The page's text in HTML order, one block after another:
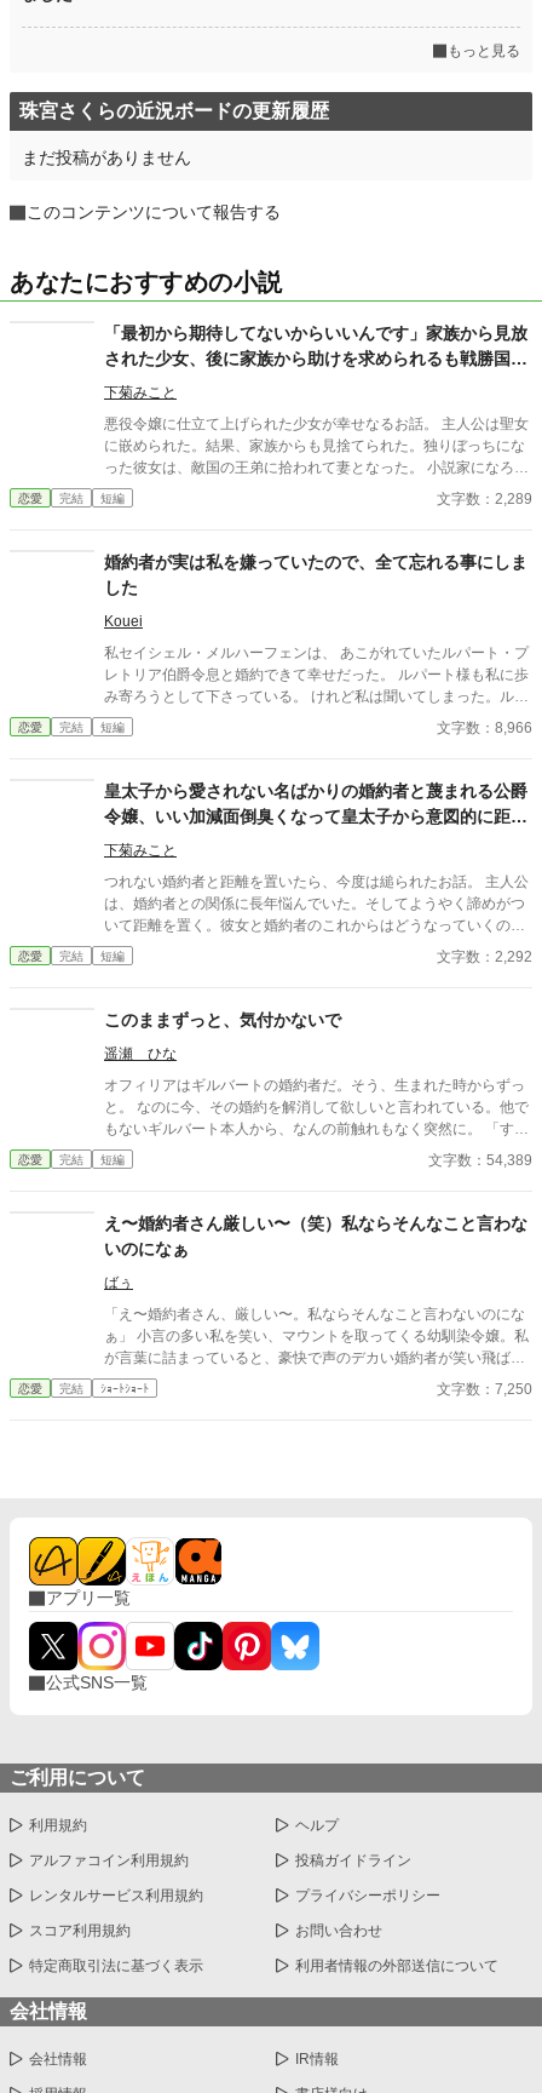
もっと見る
珠宮さくらの近況ボードの更新履歴
まだ投稿がありません
このコンテンツについて報告する
あなたにおすすめの小説
「最初から期待してないからいいんです」家族から見放
された少女、後に家族から助けを求められるも戦勝国の
王弟殿下へ嫁入りしているので拒否る。
下菊みこと
悪役令嬢に仕立て上げられた少女が幸せなるお話。 主人公は聖女
に嵌められた。結果、家族からも見捨てられた。独りぼっちにな
った彼女は、敵国の王弟に拾われて妻となった。 小説家になろう
様でも投稿しています。
恋愛 完結 短編 文字数：2,289
婚約者が実は私を嫌っていたので、全て忘れる事にしま
した
Kouei
私セイシェル・メルハーフェンは、 あこがれていたルパート・プ
レトリア伯爵令息と婚約できて幸せだった。 ルパート様も私に歩
み寄ろうとして下さっている。 けれど私は聞いてしまった。ルパ
ート様の本音を。 『我慢するしかない』 『彼女といると疲れる』
私はルパート様に嫌われていたの？ 本当は厭わしく思っていた
は、他投稿サイトにも公開しています。
恋愛 完結 短編 文字数：8,966
皇太子から愛されない名ばかりの婚約者と蔑まれる公爵
令嬢、いい加減面倒臭くなって皇太子から意図的に距離
をとったらあっちから迫ってきた。なんで？
下菊みこと
つれない婚約者と距離を置いたら、今度は縋られたお話。 主人公
は、婚約者との関係に長年悩んでいた。そしてようやく諦めがつ
いて距離を置く。彼女と婚約者のこれからはどうなっていくのだ
恋愛 完結 短編 文字数：2,292
このままずっと、気付かないで
遥瀬 ひな
オフィリアはギルバートの婚約者だ。そう、生まれた時からずっ
と。 なのに今、その婚約を解消して欲しいと言われている。他で
もないギルバート本人から、なんの前触れもなく突然に。 「すま
ない、オフィリア。」 「畏まりました、王太子殿下。」 そう答え
るしかない、わたくし。それ以外の答えなど求められてはいない
恋愛 完結 短編 文字数：54,389
え〜婚約者さん厳しい〜（笑）私ならそんなこと言わな
いのになぁ
ばぅ
「え〜婚約者さん、厳しい〜。私ならそんなこと言わないのにな
ぁ」 小言の多い私を笑い、マウントを取ってくる幼馴染令嬢。私
が言葉に詰まっていると、豪快で声のデカい婚約者が笑い飛ばし
た。 「そうだな、だからお前は未だに婚約相手が決まらないんだ
ろうな！」 悪気ゼロ(?)の大声正論パンチで、幼馴染をバッサリ撃
恋愛 完結 ｼｮｰﾄｼｮｰﾄ 文字数：7,250
アプリ一覧
公式SNS一覧
ご利用について
利用規約 ヘルプ
アルファコイン利用規約 投稿ガイドライン
レンタルサービス利用規約 プライバシーポリシー
スコア利用規約 お問い合わせ
特定商取引法に基づく表示 利用者情報の外部送信について
会社情報
会社情報 IR情報